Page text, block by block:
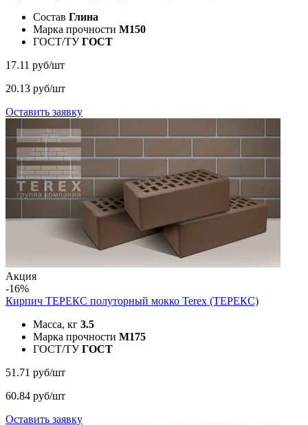
Состав Глина
Марка прочности M150
ГОСТ/ТУ ГОСТ
17.11 руб/шт
20.13 руб/шт
Оставить заявку
Акция
-16%
Кирпич ТЕРЕКС полуторный мокко Terex (ТЕРЕКС)
Масса, кг 3.5
Марка прочности M175
ГОСТ/ТУ ГОСТ
51.71 руб/шт
60.84 руб/шт
Оставить заявку